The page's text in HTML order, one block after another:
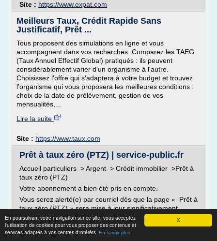
X
En poursuivant votre navigation sur ce site, vous acceptez
l'utilisation de cookies pour vous proposer des contenus et
services adaptés à vos centres d'intérêts. En savoir plus
Site : https://www.expat.com
Meilleurs Taux, Crédit Rapide Sans
Justificatif, Prêt ...
Tous proposent des simulations en ligne et vous
accompagnent dans vos recherches. Comparez les TAEG
(Taux Annuel Effectif Global) pratiqués : ils peuvent
considérablement varier d'un organisme à l'autre.
Choisissez l'offre qui s'adaptera à votre budget et trouvez
l'organisme qui vous proposera les meilleures conditions :
choix de la date de prélèvement, gestion de vos
mensualités,...
Lire la suite
Site : https://www.taux.com
Prêt à taux zéro (PTZ) | service-public.fr
Accueil particuliers > Argent > Crédit immobilier >Prêt à
taux zéro (PTZ)
Votre abonnement a bien été pris en compte.
Vous serez alerté(e) par courriel dès que la page « Prêt à
taux zéro (PTZ) » sera mise à jour significativement.
Vous pouvez à tout moment supprimer votre abonnement
dans votre espace personnel.